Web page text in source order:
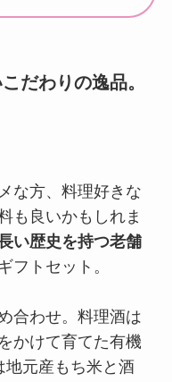
だわりの逸品。
な方、料理好きな
も良いかもしれま
い歴史を持つ老舗
フトセット。
合わせ。料理酒は
かけて育てた有機
元産もち米と酒